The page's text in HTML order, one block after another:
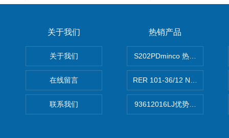
关于我们
关于我们
在线留言
联系我们
热销产品
S202PDminco 热电阻
RER 101-36/12 NHH离心
93612016LJ优势供应美国